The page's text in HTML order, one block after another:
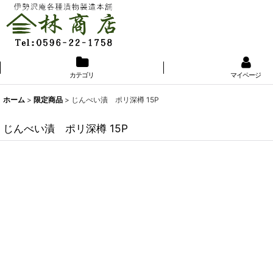
カテゴリ マイページ
ホーム > 限定商品 > じんべい漬 ポリ深樽 15P
じんべい漬 ポリ深樽 15P